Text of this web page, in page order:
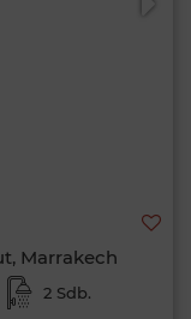
Marrakech
2 Sdb.